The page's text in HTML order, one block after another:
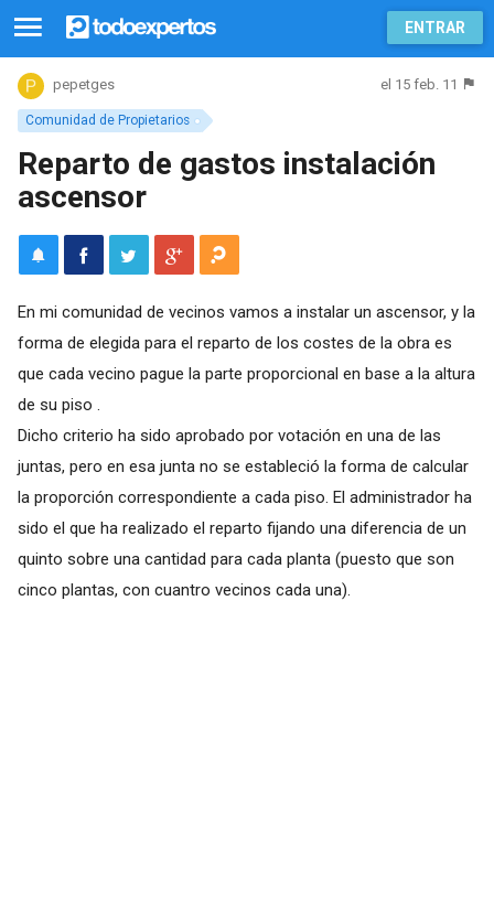
ENTRAR
Comunidad de Propietarios
pepetges el 15 feb. 11
Reparto de gastos instalación
ascensor
En mi comunidad de vecinos vamos a instalar un ascensor, y la
forma de elegida para el reparto de los costes de la obra es
que cada vecino pague la parte proporcional en base a la altura
de su piso .
Dicho criterio ha sido aprobado por votación en una de las
juntas, pero en esa junta no se estableció la forma de calcular
la proporción correspondiente a cada piso. El administrador ha
sido el que ha realizado el reparto fijando una diferencia de un
quinto sobre una cantidad para cada planta (puesto que son
cinco plantas, con cuantro vecinos cada una).